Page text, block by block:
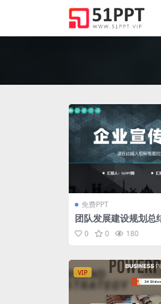
免费PPT
团队发展建设规划总
业务产品介绍PPT模板
0 0 180
VIP